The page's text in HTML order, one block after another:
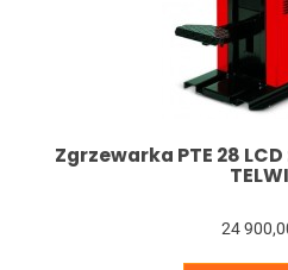
Zgrzewarka PTE 28
24